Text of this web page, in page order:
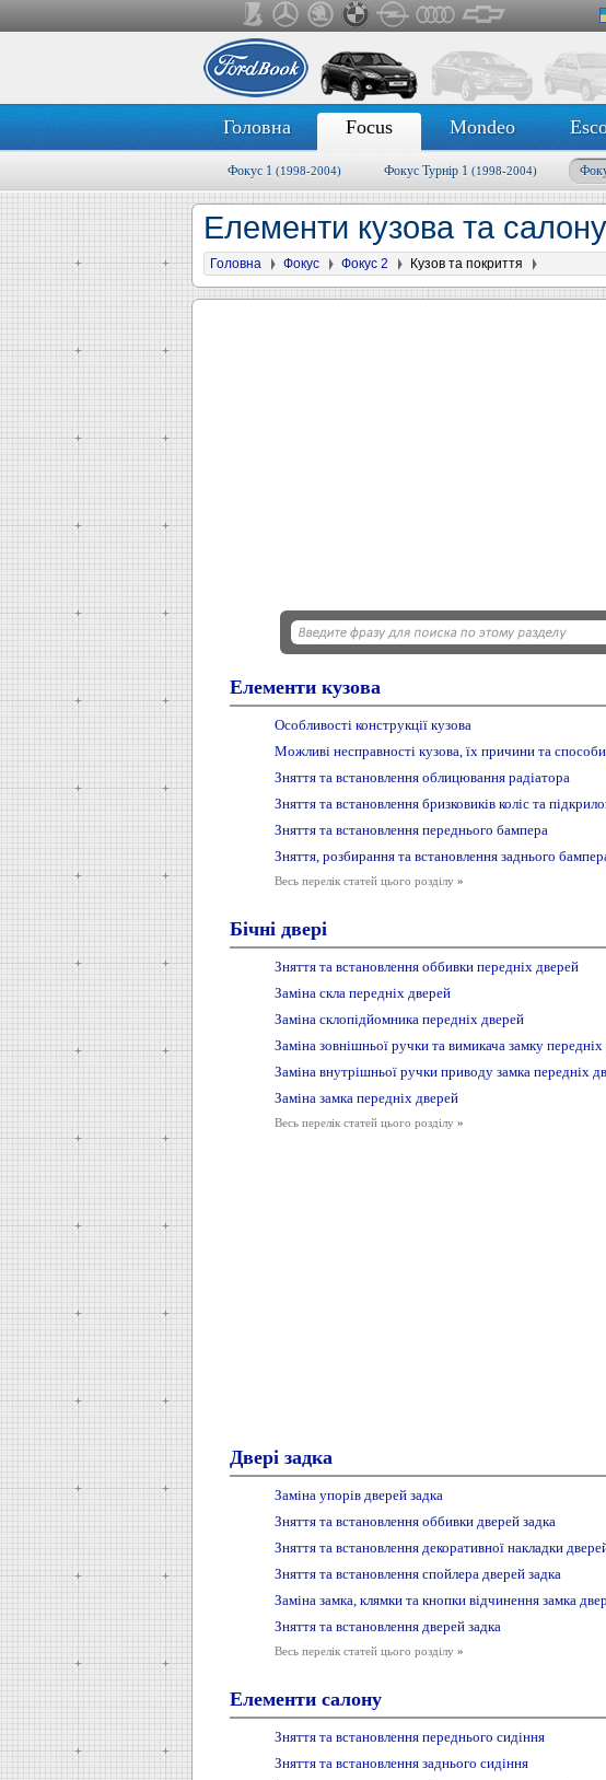
Головна Focus Mondeo
Фокус 1 (1998-2004) Фокус Турнір 1 (1998-2004)
Елементи кузова та
Головна Фокус Фокус 2 Кузов та покриття
Елементи кузова
Особливості конструкції кузова
Можливі несправності кузова, їх причини та
Зняття та встановлення облицювання радіатора
Зняття та встановлення бризковиків коліс та
Зняття та встановлення переднього бампера
Зняття, розбирання та встановлення заднього
Весь перелік статей цього розділу »
Бічні двері
Зняття та встановлення оббивки передніх дверей
Заміна скла передніх дверей
Заміна склопідйомника передніх дверей
Заміна зовнішньої ручки та вимикача замку
Заміна внутрішньої ручки приводу замка передніх
Заміна замка передніх дверей
Весь перелік статей цього розділу »
Двері задка
Заміна упорів дверей задка
Зняття та встановлення оббивки дверей задка
Зняття та встановлення декоративної накладки
Зняття та встановлення спойлера дверей задка
Заміна замка, клямки та кнопки відчинення замка
Зняття та встановлення дверей задка
Весь перелік статей цього розділу »
Елементи салону
Зняття та встановлення переднього сидіння
Зняття та встановлення заднього сидіння